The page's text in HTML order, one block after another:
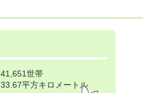
41,651世帯
33.67平方キロメートル